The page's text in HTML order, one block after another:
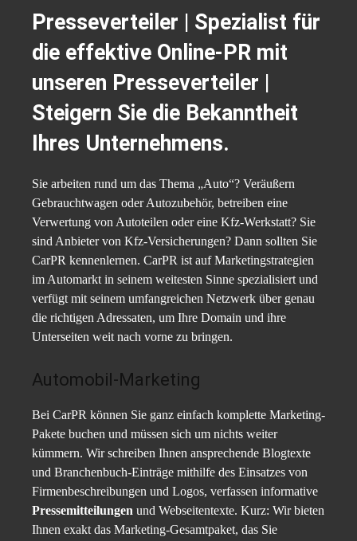
Presseverteiler | Spezialist für
die effektive Online-PR mit
unseren Presseverteiler |
Steigern Sie die Bekanntheit
Ihres Unternehmens.
Sie arbeiten rund um das Thema „Auto“? Veräußern
Gebrauchtwagen oder Autozubehör, betreiben eine
Verwertung von Autoteilen oder eine Kfz-Werkstatt? Sie
sind Anbieter von Kfz-Versicherungen? Dann sollten Sie
CarPR kennenlernen. CarPR ist auf Marketingstrategien
im Automarkt in seinem weitesten Sinne spezialisiert und
verfügt mit seinem umfangreichen Netzwerk über genau
die richtigen Adressaten, um Ihre Domain und ihre
Unterseiten weit nach vorne zu bringen.
Automobil-Marketing
Bei CarPR können Sie ganz einfach komplette Marketing-
Pakete buchen und müssen sich um nichts weiter
kümmern. Wir schreiben Ihnen ansprechende Blogtexte
und Branchenbuch-Einträge mithilfe des Einsatzes von
Firmenbeschreibungen und Logos, verfassen informative
Pressemitteilungen und Webseitentexte. Kurz: Wir bieten
Ihnen exakt das Marketing-Gesamtpaket, das Sie